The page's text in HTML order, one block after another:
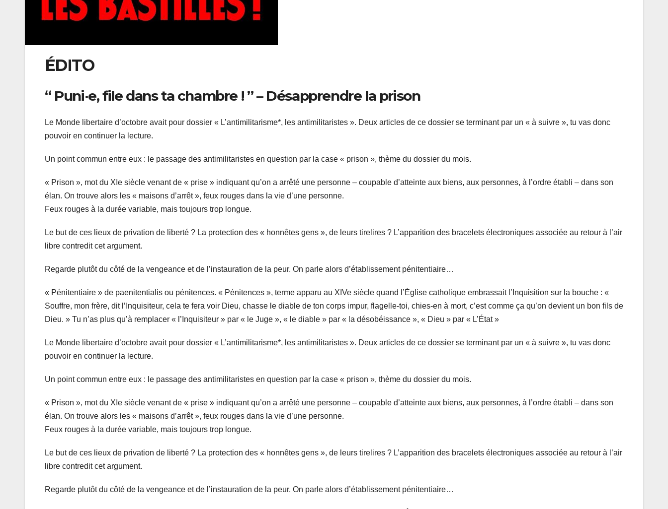
ÉDITO
“ Puni·e, file dans ta chambre ! ” – Désapprendre la prison
Le Monde libertaire d’octobre avait pour dossier « L’antimilitarisme*, les antimilitaristes ». Deux articles de ce dossier se terminant par un « à suivre », tu vas donc
pouvoir en continuer la lecture.
Un point commun entre eux : le passage des antimilitaristes en question par la case « prison », thème du dossier du mois.
« Prison », mot du XIe siècle venant de « prise » indiquant qu’on a arrêté une personne – coupable d’atteinte aux biens, aux personnes, à l’ordre établi – dans son
élan. On trouve alors les « maisons d’arrêt », feux rouges dans la vie d’une personne.
Feux rouges à la durée variable, mais toujours trop longue.
Le but de ces lieux de privation de liberté ? La protection des « honnêtes gens », de leurs tirelires ? L’apparition des bracelets électroniques associée au retour à l’air
libre contredit cet argument.
Regarde plutôt du côté de la vengeance et de l’instauration de la peur. On parle alors d’établissement pénitentiaire…
« Pénitentiaire » de paenitentialis ou pénitences. « Pénitences », terme apparu au XIVe siècle quand l’Église catholique embrassait l’Inquisition sur la bouche : «
Souffre, mon frère, dit l’Inquisiteur, cela te fera voir Dieu, chasse le diable de ton corps impur, flagelle-toi, chies-en à mort, c’est comme ça qu’on devient un bon fils de
Dieu. » Tu n’as plus qu’à remplacer « l’Inquisiteur » par « le Juge », « le diable » par « la désobéissance », « Dieu » par « L’État »
Le Monde libertaire d’octobre avait pour dossier « L’antimilitarisme*, les antimilitaristes ». Deux articles de ce dossier se terminant par un « à suivre », tu vas donc
pouvoir en continuer la lecture.
Un point commun entre eux : le passage des antimilitaristes en question par la case « prison », thème du dossier du mois.
« Prison », mot du XIe siècle venant de « prise » indiquant qu’on a arrêté une personne – coupable d’atteinte aux biens, aux personnes, à l’ordre établi – dans son
élan. On trouve alors les « maisons d’arrêt », feux rouges dans la vie d’une personne.
Feux rouges à la durée variable, mais toujours trop longue.
Le but de ces lieux de privation de liberté ? La protection des « honnêtes gens », de leurs tirelires ? L’apparition des bracelets électroniques associée au retour à l’air
libre contredit cet argument.
Regarde plutôt du côté de la vengeance et de l’instauration de la peur. On parle alors d’établissement pénitentiaire…